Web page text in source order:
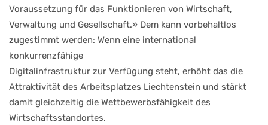
Voraussetzung für das Funktionieren von Wirtschaft,
Verwaltung und Gesellschaft.» Dem kann vorbehaltlos
zugestimmt werden: Wenn eine international
konkurrenzfähige
Digitalinfrastruktur zur Verfügung steht, erhöht das die
Attraktivität des Arbeitsplatzes Liechtenstein und stärkt
damit gleichzeitig die Wettbewerbsfähigkeit des
Wirtschaftsstandortes.